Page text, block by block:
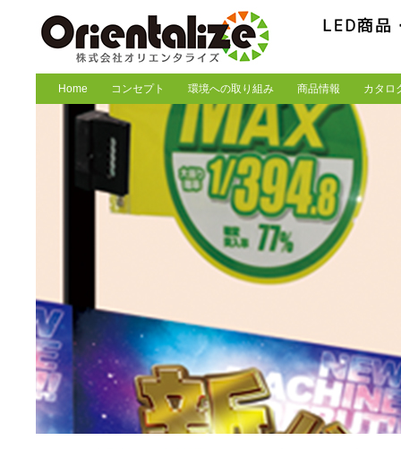
Home コンセプト 環境への取り組み 商品情報 カタロ